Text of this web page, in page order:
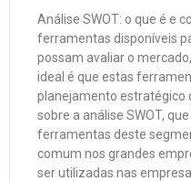
Análise SWOT: o que é e
ferramentas disponíveis
possam avaliar o
ideal é que estas
planejamento estratégico
sobre a análise SWOT,
ferramentas deste
comum nos grandes
ser utilizadas nas